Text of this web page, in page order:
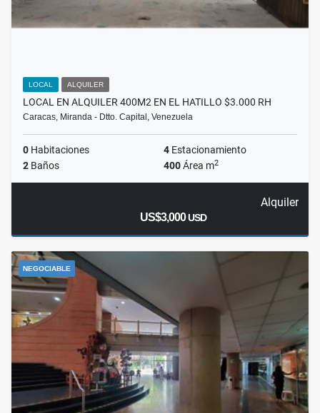
LOCAL ALQUILER
LOCAL EN ALQUILER 400M2 EN EL HATILLO $3.000 RH
Caracas, Miranda - Dtto. Capital, Venezuela
0 Habitaciones 4 Estacionamiento
2 Baños 400Área m2
Alquiler
US$3,000USD
NEGOCIABLE